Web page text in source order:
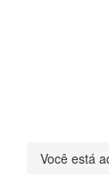
Você está